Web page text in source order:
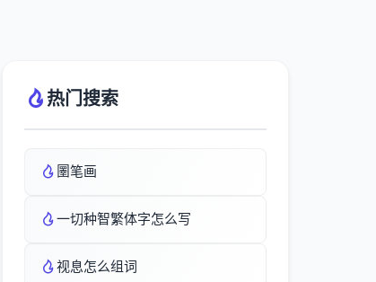
热门搜索
圛笔画
一切种智繁体字怎么写
视息怎么组词